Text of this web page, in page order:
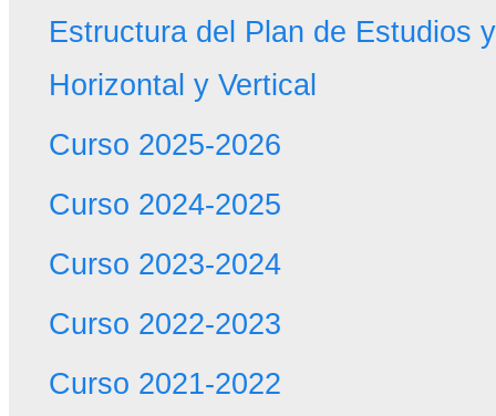
Estructura del Plan de Estudios
Horizontal y Vertical
Curso 2025-2026
Curso 2024-2025
Curso 2023-2024
Curso 2022-2023
Curso 2021-2022